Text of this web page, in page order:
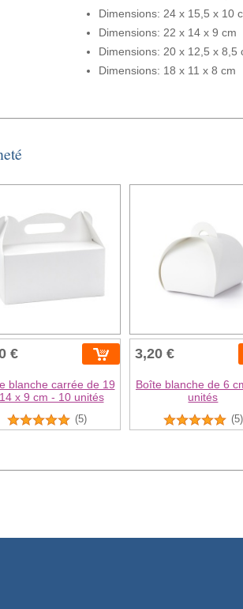
Dimensions: 24 x 15,5 x 10
Dimensions: 22 x 14 x 9 cm
Dimensions: 20 x 12,5 x 8,5
Dimensions: 18 x 11 x 8 cm
€
blanche carrée de 19
x 9 cm - 10 unités
(5)
3,20 €
Boîte blanche de 6
unités
(5)